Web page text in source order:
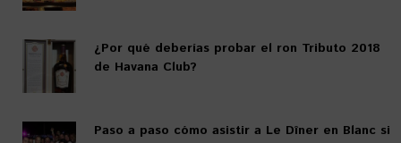
¿Por qué deberías probar el ron Tributo 2018
de Havana Club?
Paso a paso cómo asistir a Le Dîner en Blanc si